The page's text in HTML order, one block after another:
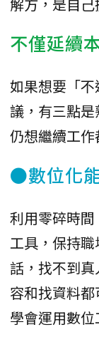
不僅延續
如果想要「
議，有三點
仍想繼續工作
●數位化
利用零碎時
工具，保持
話，找不到
容和找資料
學會運用數